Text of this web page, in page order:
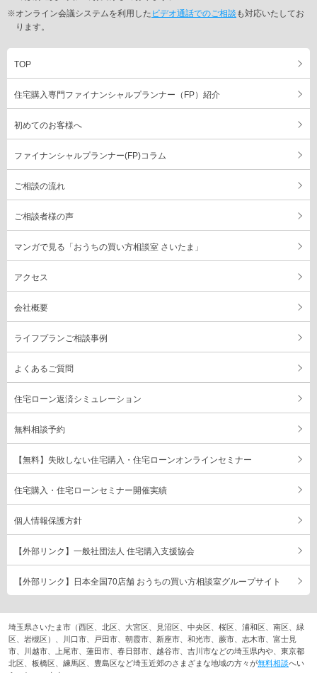
※オンライン会議システムを利用した ビデオ通話でのご相談 も対応いたしてお
ります。
TOP
住宅購入専門ファイナンシャルプランナー（FP）紹介
初めてのお客様へ
ファイナンシャルプランナー(FP)コラム
ご相談の流れ
ご相談者様の声
マンガで見る「おうちの買い方相談室 さいたま」
アクセス
会社概要
ライフプランご相談事例
よくあるご質問
住宅ローン返済シミュレーション
無料相談予約
【無料】失敗しない住宅購入・住宅ローンオンラインセミナー
住宅購入・住宅ローンセミナー開催実績
個人情報保護方針
【外部リンク】一般社団法人 住宅購入支援協会
【外部リンク】日本全国70店舗 おうちの買い方相談室グループサイト
埼玉県さいたま市（西区、北区、大宮区、見沼区、中央区、桜区、浦和区、南区、緑
区、岩槻区）、川口市、戸田市、朝霞市、新座市、和光市、蕨市、志木市、富士見
市、川越市、上尾市、蓮田市、春日部市、越谷市、吉川市などの埼玉県内や、東京都
北区、板橋区、練馬区、豊島区など埼玉近郊のさまざまな地域の方々が無料相談へい